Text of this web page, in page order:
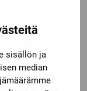
sisällön ja
median